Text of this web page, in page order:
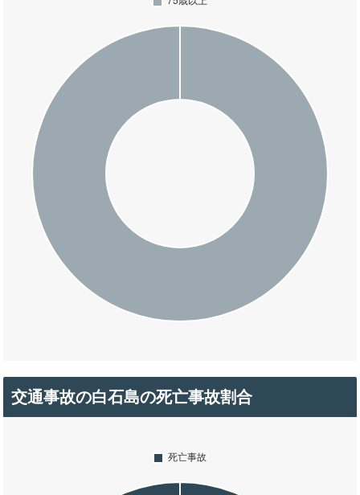
交通事故の白石島の死亡事故割合